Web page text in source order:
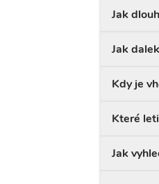
Jak
Jak
Kdy je
Které
Jak